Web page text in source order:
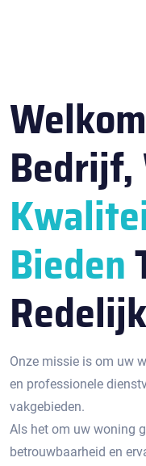
Bedrijf,
Bieden
Onze missie is om uw
en professionele
vakgebieden.
Als het om uw woning
betrouwbaarheid en